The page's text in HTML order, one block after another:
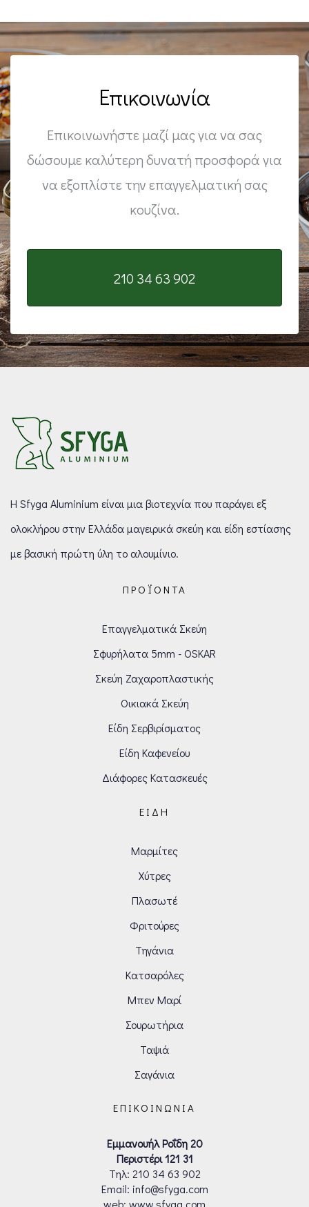
Επικοινωνία
Επικοινωνήστε μαζί μας για να σας
δώσουμε καλύτερη δυνατή προσφορά για
να εξοπλίστε την επαγγελματική σας
κουζίνα.
210 34 63 902
Η Sfyga Aluminium είναι μια βιοτεχνία που παράγει εξ
ολοκλήρου στην Ελλάδα μαγειρικά σκεύη και είδη εστίασης
με βασική πρώτη ύλη το αλουμίνιο.
ΠΡΟΪΌΝΤΑ
Επαγγελματικά Σκεύη
Σφυρήλατα 5mm - OSKAR
Σκεύη Ζαχαροπλαστικής
Οικιακά Σκεύη
Είδη Σερβιρίσματος
Είδη Καφενείου
Διάφορες Κατασκευές
ΕΊΔΗ
Μαρμίτες
Χύτρες
Πλασωτέ
Φριτούρες
Τηγάνια
Κατσαρόλες
Μπεν Μαρί
Σουρωτήρια
Ταψιά
Σαγάνια
ΕΠΙΚΟΙΝΩΝΊΑ
Εμμανουήλ Ροΐδη 20
Περιστέρι 121 31
Τηλ: 210 34 63 902
Email: info@sfyga.com